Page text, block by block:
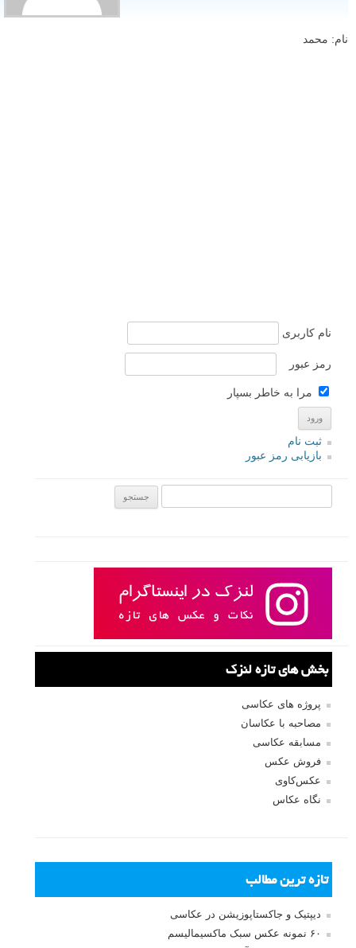
نام: محمد
نام کاربری
رمز عبور
مرا به خاطر بسپار
ثبت نام
بازیابی رمز عبور
بخش های تازه لنزک
پروژه های عکاسی
مصاحبه با عکاسان
مسابقه عکاسی
فروش عکس
عکس‌کاوی
نگاه عکاس
تازه ترین مطالب
دیپتیک و جاکستا‌پوزیشن در عکاسی
۶۰ نمونه عکس سبک ماکسیمالیسم